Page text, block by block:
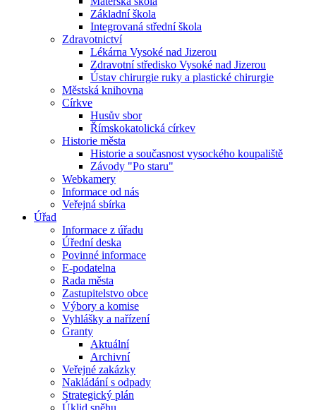
Základní škola
Integrovaná střední škola
Zdravotnictví
Lékárna Vysoké nad Jizerou
Zdravotní středisko Vysoké nad Jizerou
Ústav chirurgie ruky a plastické chirurgie
Městská knihovna
Církve
Husův sbor
Římskokatolická církev
Historie města
Historie a současnost vysockého koupaliště
Závody "Po staru"
Webkamery
Informace od nás
Veřejná sbírka
Úřad
Informace z úřadu
Úřední deska
Povinné informace
E-podatelna
Rada města
Zastupitelstvo obce
Výbory a komise
Vyhlášky a nařízení
Granty
Aktuální
Archivní
Veřejné zakázky
Nakládání s odpady
Strategický plán
Úklid sněhu